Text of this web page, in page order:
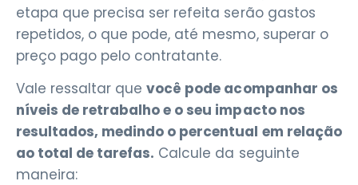
etapa que precisa ser refeita serão gastos
repetidos, o que pode, até mesmo, superar o
preço pago pelo contratante.
Vale ressaltar quevocê pode acompanhar os
níveis de retrabalho e o seu impacto nos
resultados, medindo o percentual em relação
ao total de tarefas. Calcule da seguinte
maneira: